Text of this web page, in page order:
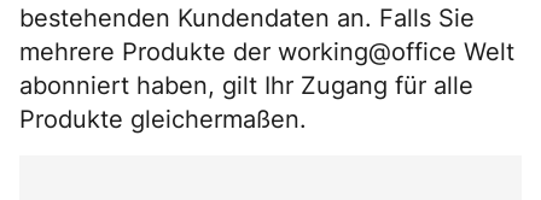
bestehenden Kundendaten an. Falls Sie
mehrere Produkte der working@office Welt
abonniert haben, gilt Ihr Zugang für alle
Produkte gleichermaßen.